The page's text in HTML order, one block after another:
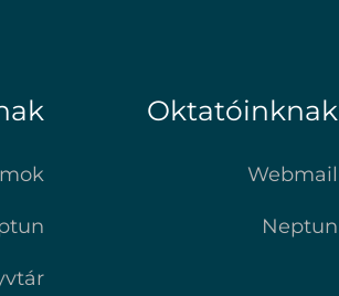
Oktatóinknak
Webmail
Neptun